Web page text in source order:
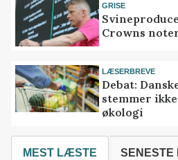
GRISE
Crowns
LÆSERBREVE
Debat:
stemmer
økologi
MEST LÆSTE SENESTE